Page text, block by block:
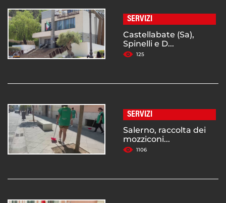
SERVIZI
Castellabate (Sa),
Spinelli e D...
125
SERVIZI
Salerno, raccolta dei
mozziconi...
1106